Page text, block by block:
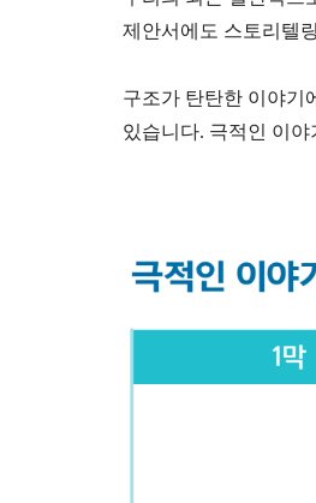
제안서에도 스토리텔
구조가 탄탄한 이야기
있습니다. 극적인 이야